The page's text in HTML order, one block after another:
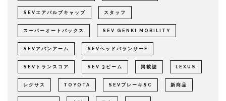
SEVエアバルブキャップ スタッフ
スーパーオートバックス SEV GENKI MOBILITY
SEVアバンアーム SEVヘッドバランサーF
SEVトランスコア SEV 3ビーム 掲載誌 LEXUS
レクサス TOYOTA SEVブレーキSC 新商品